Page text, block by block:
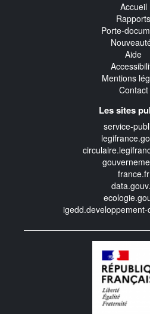
Accueil
Rapports
Porte-
Aide
Mentions
Contact
Les sites
service-
france.fr